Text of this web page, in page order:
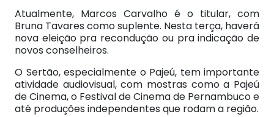
Atualmente, Marcos Carvalho é o titular, com
Bruna Tavares como suplente. Nesta terça, haverá
nova eleição pra recondução ou pra indicação de
novos conselheiros.
O Sertão, especialmente o Pajeú, tem importante
atividade audiovisual, com mostras como a Pajeú
de Cinema, o Festival de Cinema de Pernambuco e
até produções independentes que rodam a região.